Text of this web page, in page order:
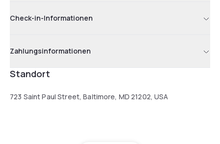
Check-in-Informationen
Zahlungsinformationen
Standort
723 Saint Paul Street, Baltimore, MD 21202, USA